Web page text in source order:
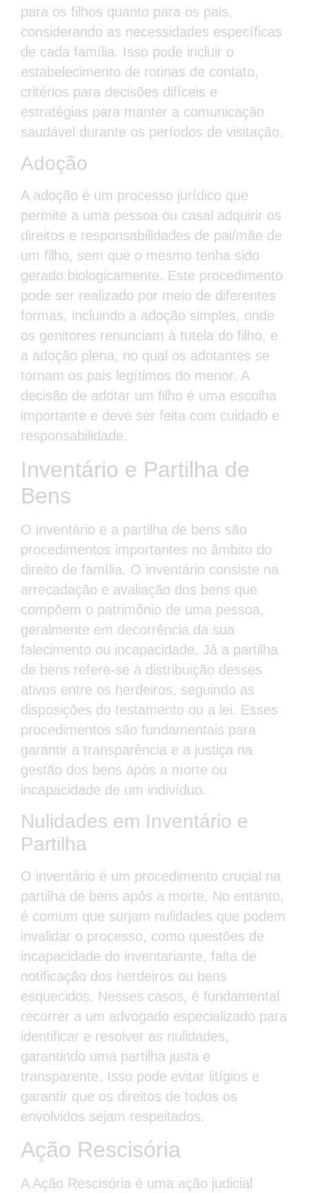
para os filhos quanto para os pais,
considerando as necessidades específicas
de cada família. Isso pode incluir o
estabelecimento de rotinas de contato,
critérios para decisões difíceis e
estratégias para manter a comunicação
saudável durante os períodos de visitação.
Adoção
A adoção é um processo jurídico que
permite a uma pessoa ou casal adquirir os
direitos e responsabilidades de pai/mãe de
um filho, sem que o mesmo tenha sido
gerado biologicamente. Este procedimento
pode ser realizado por meio de diferentes
formas, incluindo a adoção simples, onde
os genitores renunciam à tutela do filho, e
a adoção plena, no qual os adotantes se
tornam os pais legítimos do menor. A
decisão de adotar um filho é uma escolha
importante e deve ser feita com cuidado e
responsabilidade.
Inventário e Partilha de
Bens
O inventário e a partilha de bens são
procedimentos importantes no âmbito do
direito de família. O inventário consiste na
arrecadação e avaliação dos bens que
compõem o patrimônio de uma pessoa,
geralmente em decorrência da sua
falecimento ou incapacidade. Já a partilha
de bens refere-se à distribuição desses
ativos entre os herdeiros, seguindo as
disposições do testamento ou a lei. Esses
procedimentos são fundamentais para
garantir a transparência e a justiça na
gestão dos bens após a morte ou
incapacidade de um indivíduo.
Nulidades em Inventário e
Partilha
O inventário é um procedimento crucial na
partilha de bens após a morte. No entanto,
é comum que surjam nulidades que podem
invalidar o processo, como questões de
incapacidade do inventariante, falta de
notificação dos herdeiros ou bens
esquecidos. Nesses casos, é fundamental
recorrer a um advogado especializado para
identificar e resolver as nulidades,
garantindo uma partilha justa e
transparente. Isso pode evitar litígios e
garantir que os direitos de todos os
envolvidos sejam respeitados.
Ação Rescisória
A Ação Rescisória é uma ação judicial